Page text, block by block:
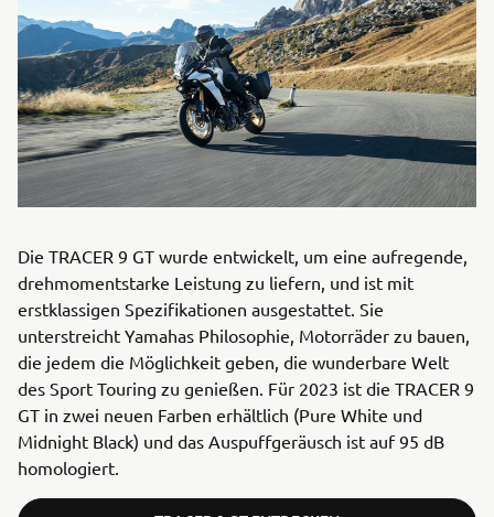
Die TRACER 9 GT wurde entwickelt, um eine aufregende,
drehmomentstarke Leistung zu liefern, und ist mit
erstklassigen Spezifikationen ausgestattet. Sie
unterstreicht Yamahas Philosophie, Motorräder zu bauen,
die jedem die Möglichkeit geben, die wunderbare Welt
des Sport Touring zu genießen. Für 2023 ist die TRACER 9
GT in zwei neuen Farben erhältlich (Pure White und
Midnight Black) und das Auspuffgeräusch ist auf 95 dB
homologiert.